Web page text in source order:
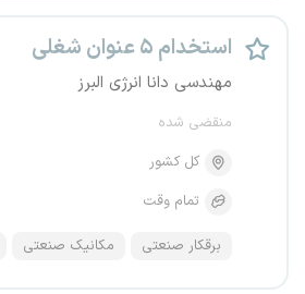
استخدام ۵ عنوان شغلی
مهندسی دانا انرژی البرز
منقضی شده
کل کشور
تمام وقت
برقکار صنعتی مکانیک صنعتی